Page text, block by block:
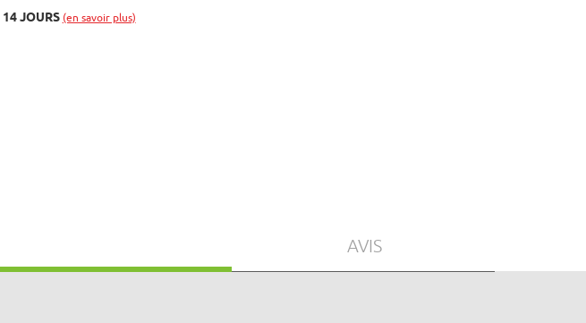
14 JOURS (en savoir plus)
AVIS